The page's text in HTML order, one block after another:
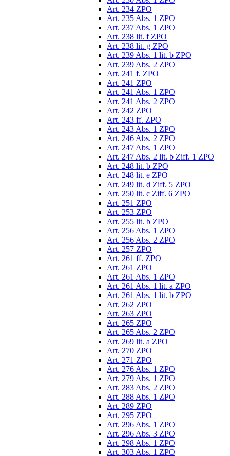
Art. 234 ZPO
Art. 235 Abs. 1 ZPO
Art. 237 Abs. 1 ZPO
Art. 238 lit. f ZPO
Art. 238 lit. g ZPO
Art. 239 Abs. 1 lit. b ZPO
Art. 239 Abs. 2 ZPO
Art. 241 f. ZPO
Art. 241 ZPO
Art. 241 Abs. 1 ZPO
Art. 241 Abs. 2 ZPO
Art. 242 ZPO
Art. 243 ff. ZPO
Art. 243 Abs. 1 ZPO
Art. 246 Abs. 2 ZPO
Art. 247 Abs. 1 ZPO
Art. 247 Abs. 2 lit. b Ziff. 1 ZPO
Art. 248 lit. b ZPO
Art. 248 lit. e ZPO
Art. 249 lit. d Ziff. 5 ZPO
Art. 250 lit. c Ziff. 6 ZPO
Art. 251 ZPO
Art. 253 ZPO
Art. 255 lit. b ZPO
Art. 256 Abs. 1 ZPO
Art. 256 Abs. 2 ZPO
Art. 257 ZPO
Art. 261 ff. ZPO
Art. 261 ZPO
Art. 261 Abs. 1 ZPO
Art. 261 Abs. 1 lit. a ZPO
Art. 261 Abs. 1 lit. b ZPO
Art. 262 ZPO
Art. 263 ZPO
Art. 265 ZPO
Art. 265 Abs. 2 ZPO
Art. 269 lit. a ZPO
Art. 270 ZPO
Art. 271 ZPO
Art. 276 Abs. 1 ZPO
Art. 279 Abs. 1 ZPO
Art. 283 Abs. 2 ZPO
Art. 288 Abs. 1 ZPO
Art. 289 ZPO
Art. 295 ZPO
Art. 296 Abs. 1 ZPO
Art. 296 Abs. 3 ZPO
Art. 298 Abs. 1 ZPO
Art. 303 Abs. 1 ZPO